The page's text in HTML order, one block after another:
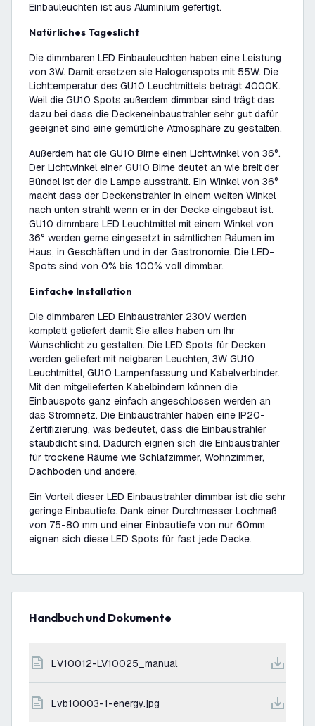
Einbauleuchten ist aus Aluminium gefertigt.
Natürliches Tageslicht
Die dimmbaren LED Einbauleuchten haben eine Leistung
von 3W. Damit ersetzen sie Halogenspots mit 55W. Die
Lichttemperatur des GU10 Leuchtmittels beträgt 4000K.
Weil die GU10 Spots außerdem dimmbar sind trägt das
dazu bei dass die Deckeneinbaustrahler sehr gut dafür
geeignet sind eine gemütliche Atmosphäre zu gestalten.
Außerdem hat die GU10 Birne einen Lichtwinkel von 36°.
Der Lichtwinkel einer GU10 Birne deutet an wie breit der
Bündel ist der die Lampe ausstrahlt. Ein Winkel von 36°
macht dass der Deckenstrahler in einem weiten Winkel
nach unten strahlt wenn er in der Decke eingebaut ist.
GU10 dimmbare LED Leuchtmittel mit einem Winkel von
36° werden gerne eingesetzt in sämtlichen Räumen im
Haus, in Geschäften und in der Gastronomie. Die LED-
Spots sind von 0% bis 100% voll dimmbar.
Einfache Installation
Die dimmbaren LED Einbaustrahler 230V werden
komplett geliefert damit Sie alles haben um Ihr
Wunschlicht zu gestalten. Die LED Spots für Decken
werden geliefert mit neigbaren Leuchten, 3W GU10
Leuchtmittel, GU10 Lampenfassung und Kabelverbinder.
Mit den mitgelieferten Kabelbindern können die
Einbauspots ganz einfach angeschlossen werden an
das Stromnetz. Die Einbaustrahler haben eine IP20-
Zertifizierung, was bedeutet, dass die Einbaustrahler
staubdicht sind. Dadurch eignen sich die Einbaustrahler
für trockene Räume wie Schlafzimmer, Wohnzimmer,
Dachboden und andere.
Ein Vorteil dieser LED Einbaustrahler dimmbar ist die sehr
geringe Einbautiefe. Dank einer Durchmesser Lochmaß
von 75-80 mm und einer Einbautiefe von nur 60mm
eignen sich diese LED Spots für fast jede Decke.
Handbuch und Dokumente
LV10012-LV10025_manual
lvb10003-1-energy.jpg